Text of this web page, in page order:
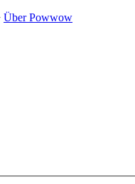
Über Powwow